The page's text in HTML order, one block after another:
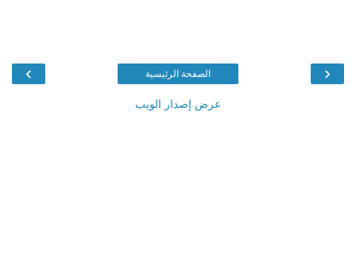
‹
› الصفحة الرئيسية
عرض إصدار الويب